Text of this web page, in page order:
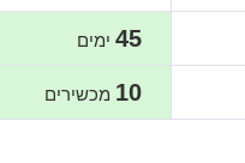
45ימים
10 מכשירים